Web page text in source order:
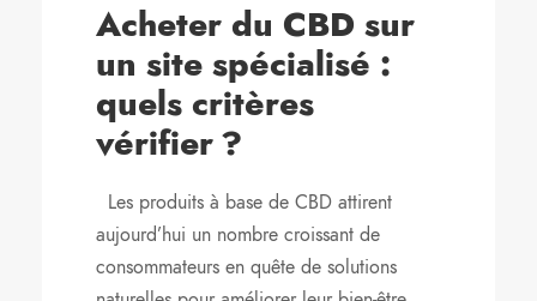
Acheter du CBD sur
un site spécialisé :
quels critères
vérifier ?
Les produits à base de CBD attirent
aujourd’hui un nombre croissant de
consommateurs en quête de solutions